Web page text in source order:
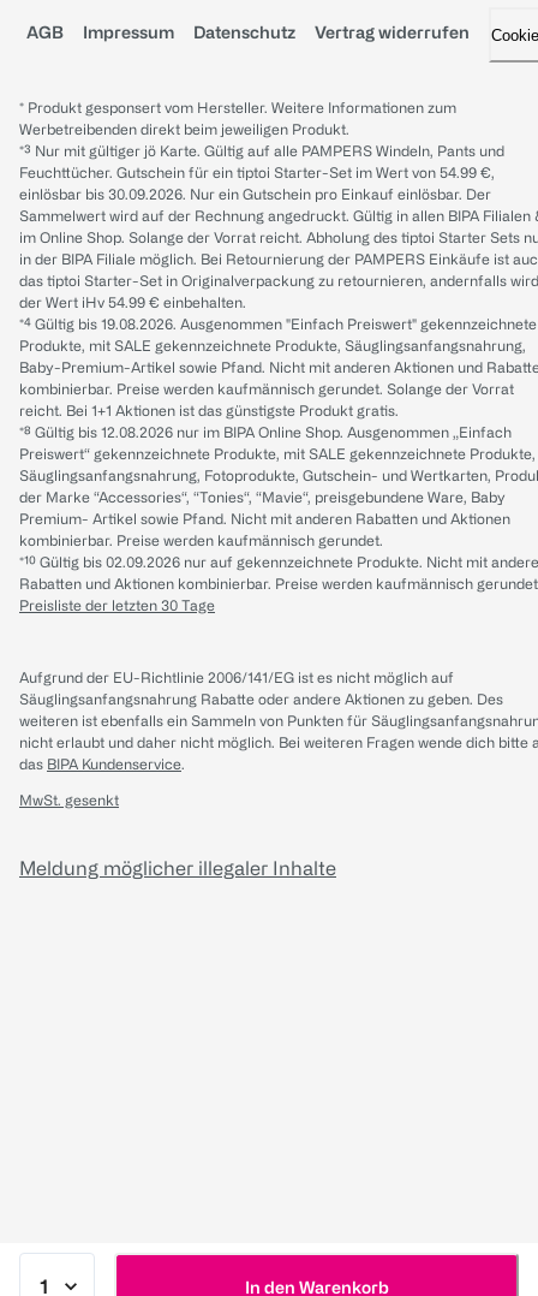
In den Warenkorb
AGB Impressum Datenschutz Vertrag widerrufen
* Produkt gesponsert vom Hersteller. Weitere Informationen zum
Werbetreibenden direkt beim jeweiligen Produkt.
*³ Nur mit gültiger jö Karte. Gültig auf alle PAMPERS Windeln, Pants und
Feuchttücher. Gutschein für ein tiptoi Starter-Set im Wert von 54.99 €,
einlösbar bis 30.09.2026. Nur ein Gutschein pro Einkauf einlösbar. Der
Sammelwert wird auf der Rechnung angedruckt. Gültig in allen BIPA Filialen
im Online Shop. Solange der Vorrat reicht. Abholung des tiptoi Starter Sets
in der BIPA Filiale möglich. Bei Retournierung der PAMPERS Einkäufe ist
das tiptoi Starter-Set in Originalverpackung zu retournieren, andernfalls wird
der Wert iHv 54.99 € einbehalten.
*⁴ Gültig bis 19.08.2026. Ausgenommen "Einfach Preiswert" gekennzeichnete
Produkte, mit SALE gekennzeichnete Produkte, Säuglingsanfangsnahrung,
Baby-Premium-Artikel sowie Pfand. Nicht mit anderen Aktionen und
kombinierbar. Preise werden kaufmännisch gerundet. Solange der Vorrat
reicht. Bei 1+1 Aktionen ist das günstigste Produkt gratis.
*⁸ Gültig bis 12.08.2026 nur im BIPA Online Shop. Ausgenommen „Einfach
Preiswert“ gekennzeichnete Produkte, mit SALE gekennzeichnete Produkte,
Säuglingsanfangsnahrung, Fotoprodukte, Gutschein- und Wertkarten,
der Marke “Accessories“, “Tonies“, “Mavie“, preisgebundene Ware, Baby
Premium- Artikel sowie Pfand. Nicht mit anderen Rabatten und Aktionen
kombinierbar. Preise werden kaufmännisch gerundet.
*¹⁰ Gültig bis 02.09.2026 nur auf gekennzeichnete Produkte. Nicht mit
Rabatten und Aktionen kombinierbar. Preise werden kaufmännisch
Preisliste der letzten 30 Tage
Aufgrund der EU-Richtlinie 2006/141/EG ist es nicht möglich auf
Säuglingsanfangsnahrung Rabatte oder andere Aktionen zu geben. Des
weiteren ist ebenfalls ein Sammeln von Punkten für
nicht erlaubt und daher nicht möglich. Bei weiteren Fragen wende dich bitte
das BIPA Kundenservice.
MwSt. gesenkt
Meldung möglicher illegaler Inhalte